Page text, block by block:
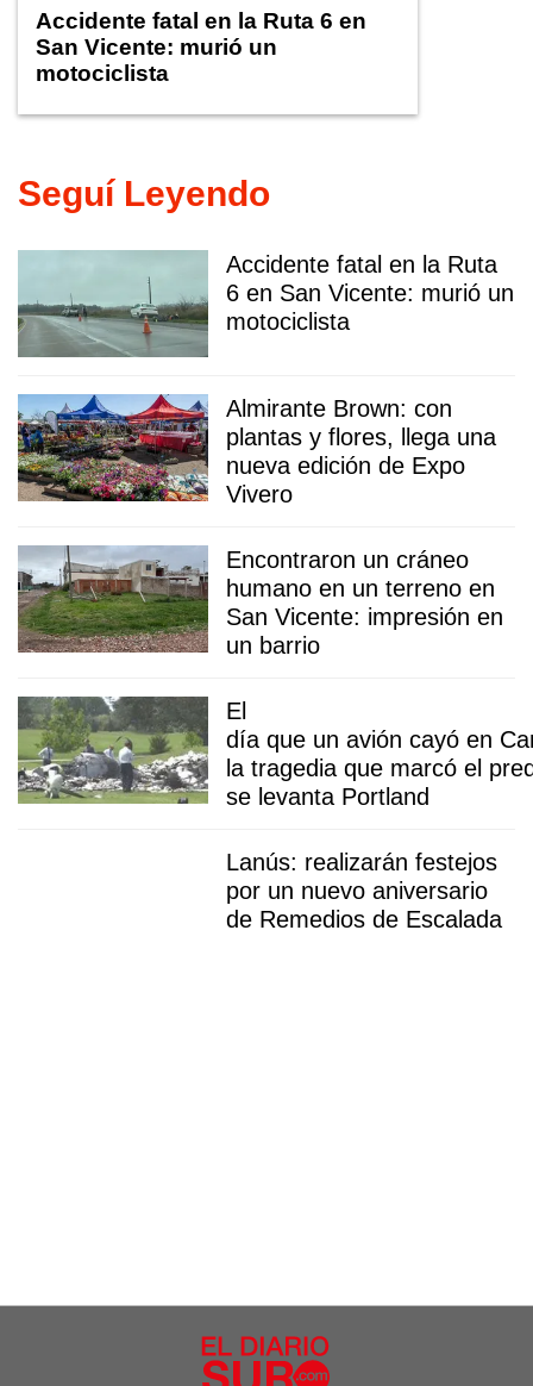
Accidente fatal en la Ruta 6 en
San Vicente: murió un
motociclista
Seguí Leyendo
Accidente fatal en la Ruta
6 en San Vicente: murió un
motociclista
Almirante Brown: con
plantas y flores, llega una
nueva edición de Expo
Vivero
Encontraron un cráneo
humano en un terreno en
San Vicente: impresión en
un barrio
El
día que un avión cayó en
la tragedia que marcó el
se levanta Portland
Lanús: realizarán festejos
por un nuevo aniversario
de Remedios de Escalada